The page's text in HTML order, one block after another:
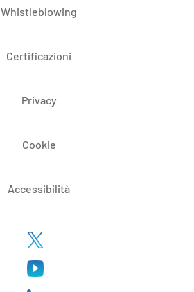
Whistleblowing
Certificazioni
Privacy
Cookie
Accessibilità